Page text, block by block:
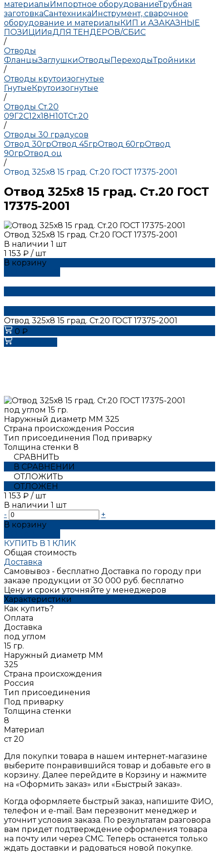
материалыИмпортное оборудованиеТрубная
заготовкаСантехникаИнструмент, сварочное
оборудование и материалыКИП и АЗАКАЗНЫЕ
ПОЗИЦИИяДЛЯ ТЕНДЕРОВ/СБИС
/
Отводы
ФланцыЗаглушкиОтводыПереходыТройники
/
Отводы крутоизогнутые
ГнутыеКрутоизогнутые
/
Отводы Ст.20
09Г2С12х18Н10ТСт.20
/
Отводы 30 градусов
Отвод 30грОтвод 45грОтвод 60грОтвод
90грОтвод оц
/
Отвод 325х8 15 град. Ст.20 ГОСТ 17375-2001
Отвод 325х8 15 град. Ст.20 ГОСТ
17375-2001
Отвод 325х8 15 град. Ст.20 ГОСТ 17375-2001
В наличии 1 шт
1 153 ₽ / шт
В корзину
Отвод 325х8 15 град. Ст.20 ГОСТ 17375-2001
0 ₽
под углом 15 гр.
Наружный диаметр ММ 325
Страна происхождения Россия
Тип присоединения Под приварку
Толщина стенки 8
СРАВНИТЬ
В СРАВНЕНИИ
ОТЛОЖИТЬ
ОТЛОЖЕН
1 153 ₽ / шт
В наличии 1 шт
-
+
В корзину
КУПИТЬ В 1 КЛИК
Общая стоимость
Доставка
Самовывоз - бесплатно Доставка по городу при
заказе продукции от 30 000 руб. бесплатно
Цену и сроки уточняйте у менеджеров
Характеристики
Как купить?
Оплата
Доставка
под углом
15 гр.
Наружный диаметр ММ
325
Страна происхождения
Россия
Тип присоединения
Под приварку
Толщина стенки
8
Материал
ст 20
Для покупки товара в нашем интернет-магазине
выберите понравившийся товар и добавьте его в
корзину. Далее перейдите в Корзину и нажмите
на «Оформить заказ» или «Быстрый заказ».
Когда оформляете быстрый заказ, напишите ФИО,
телефон и e-mail. Вам перезвонит менеджер и
уточнит условия заказа. По результатам разговора
вам придет подтверждение оформления товара
на почту или через СМС. Теперь останется только
ждать доставки и радоваться новой покупке.